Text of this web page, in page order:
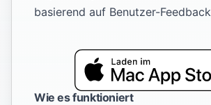
basierend auf Benutzer-Feedback
Wie es funktioniert